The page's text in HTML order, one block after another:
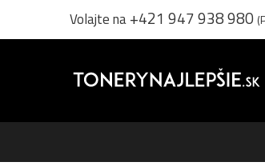
Volajte na+421 947 938 980